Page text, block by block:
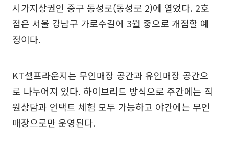
시가지상권인 중구 동성로(동성로 2)에 열었다. 2호
점은 서울 강남구 가로수길에 3월 중으로 개점할 예
정이다.
KT셀프라운지는 무인매장 공간과 유인매장 공간으
로 나누어져 있다. 하이브리드 방식으로 주간에는 직
원상담과 언택트 체험 모두 가능하고 야간에는 무인
매장으로만 운영된다.